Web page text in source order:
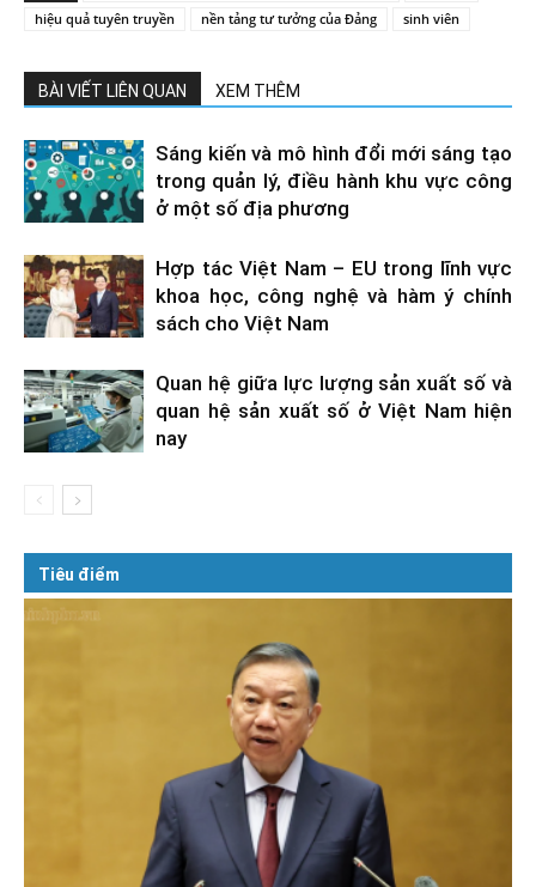
hiệu quả tuyên truyền
nền tảng tư tưởng của Đảng sinh viên
BÀI VIẾT LIÊN QUAN XEM THÊM
Sáng kiến và mô hình đổi mới sáng tạo
trong quản lý, điều hành khu vực công
ở một số địa phương
Hợp tác Việt Nam – EU trong lĩnh vực
khoa học, công nghệ và hàm ý chính
sách cho Việt Nam
Quan hệ giữa lực lượng sản xuất số và
quan hệ sản xuất số ở Việt Nam hiện
nay
Tiêu điểm